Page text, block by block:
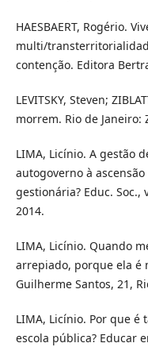
HAESBAERT, Rogério.
multi/
contenção. Editora
LEVITSKY, Steven;
morrem. Rio de Janeiro:
LIMA, Licínio. A gestão
autogoverno à
gestionária? Educ. Soc.,
2014.
LIMA, Licínio. Quando
arrepiado, porque ela é
Guilherme Santos, 21,
LIMA, Licínio. Por que
escola pública? Educar